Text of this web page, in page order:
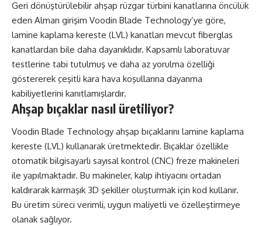
Geri dönüştürülebilir ahşap rüzgar türbini kanatlarına öncülük
eden Alman girişim Voodin Blade Technology’ye göre,
lamine kaplama kereste (LVL) kanatları mevcut fiberglas
kanatlardan bile daha dayanıklıdır. Kapsamlı laboratuvar
testlerine tabi tutulmuş ve daha az yorulma özelliği
göstererek çeşitli kara hava koşullarına dayanma
kabiliyetlerini kanıtlamışlardır.
Ahşap bıçaklar nasıl üretiliyor?
Voodin Blade Technology ahşap bıçaklarını lamine kaplama
kereste (LVL) kullanarak üretmektedir. Bıçaklar özellikle
otomatik bilgisayarlı sayısal kontrol (CNC) freze makineleri
ile yapılmaktadır. Bu makineler, kalıp ihtiyacını ortadan
kaldırarak karmaşık 3D şekiller oluşturmak için kod kullanır.
Bu üretim süreci verimli, uygun maliyetli ve özelleştirmeye
olanak sağlıyor.